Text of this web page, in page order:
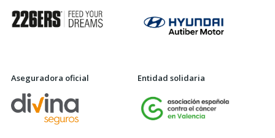
Aseguradora oficial Entidad solidaria